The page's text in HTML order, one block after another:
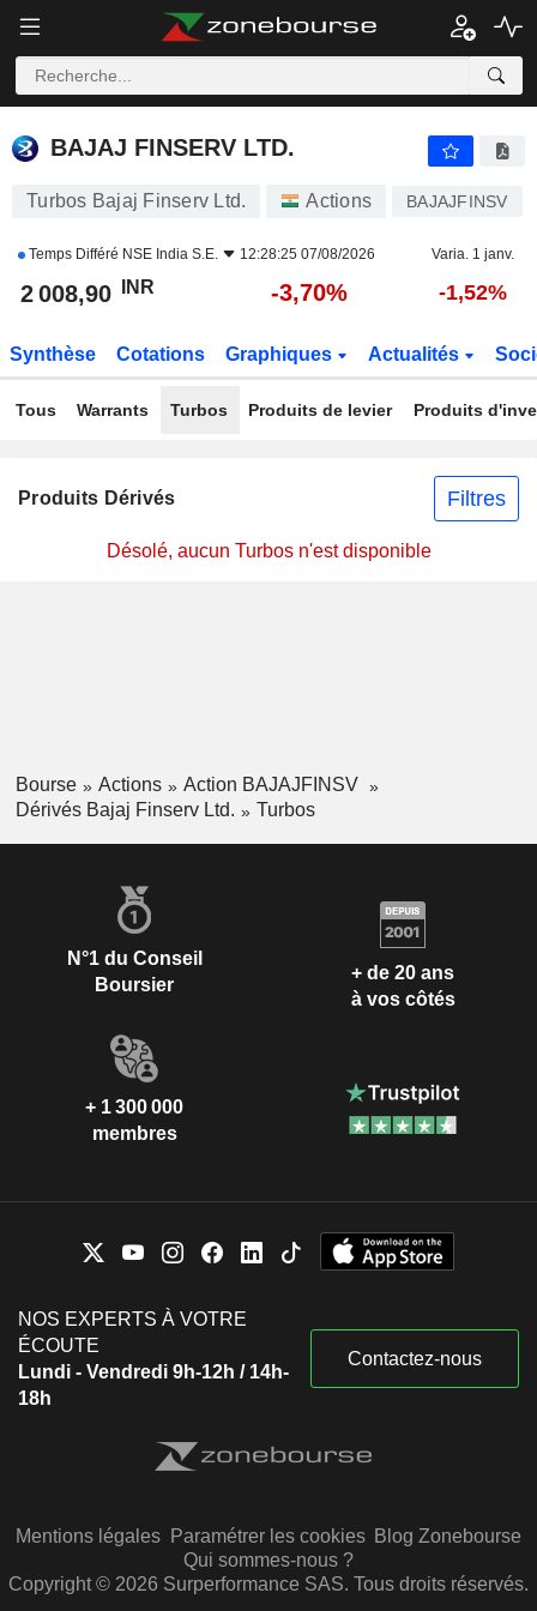
BAJAJ FINSERV LTD.
BAJAJ FINSERV LTD.
Turbos Bajaj Finserv Ltd. Actions BAJAJFINSV
Temps Différé NSE India S.E. 12:28:25 07/08/2026 Varia. 1 janv.
2 008,90 INR -3,70% -1,52%
Synthèse Cotations Graphiques Actualités
Tous Warrants Turbos Produits de levier Produits
Produits Dérivés Filtres
Désolé, aucun Turbos n'est disponible
Bourse Actions
Action BAJAJFINSV
Dérivés Bajaj Finserv Ltd.
Turbos
N°1 du Conseil
Boursier
+ de 20 ans
à vos côtés
+ 1 300 000
membres
NOS EXPERTS À VOTRE
ÉCOUTE
Lundi - Vendredi 9h-12h / 14h-
18h
Contactez-nous
Mentions légales Paramétrer les cookies Blog Zonebourse
Qui sommes-nous ?
Copyright © 2026 Surperformance SAS. Tous droits réservés.